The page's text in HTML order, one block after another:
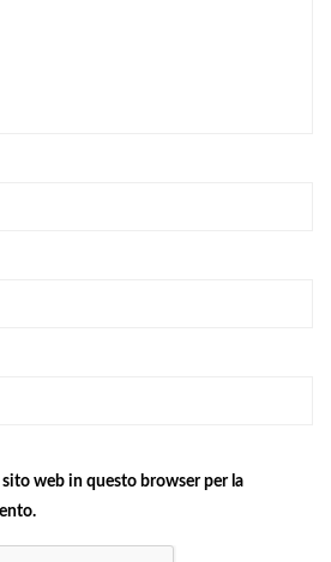
web in questo browser per la